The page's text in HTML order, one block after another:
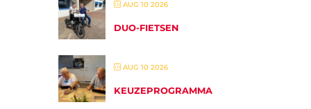
AUG 10 2026
DUO-FIETSEN
AUG 10 2026
KEUZEPROGRAMMA